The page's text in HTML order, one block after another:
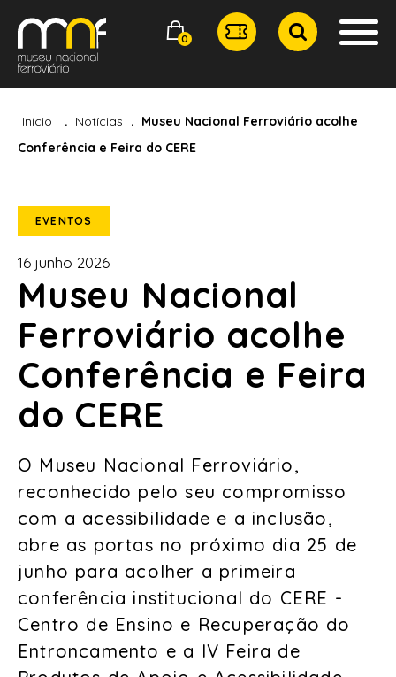
0
Início Notícias
Museu Nacional Ferroviário acolhe
Conferência e Feira do CERE
EVENTOS
16 junho 2026
Museu Nacional
Ferroviário acolhe
Conferência e Feira
do CERE
O Museu Nacional Ferroviário,
reconhecido pelo seu compromisso
com a acessibilidade e a inclusão,
abre as portas no próximo dia 25 de
junho para acolher a primeira
conferência institucional do CERE -
Centro de Ensino e Recuperação do
Entroncamento e a IV Feira de